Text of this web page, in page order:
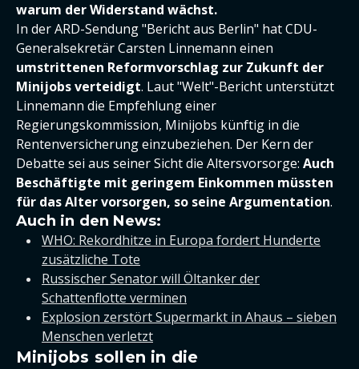
warum der Widerstand wächst.
In der ARD-Sendung "Bericht aus Berlin" hat CDU-
Generalsekretär Carsten Linnemann einen
umstrittenen Reformvorschlag zur Zukunft der
Minijobs verteidigt. Laut "Welt"-Bericht unterstützt
Linnemann die Empfehlung einer
Regierungskommission, Minijobs künftig in die
Rentenversicherung einzubeziehen. Der Kern der
Debatte sei aus seiner Sicht die Altersvorsorge: Auch
Beschäftigte mit geringem Einkommen müssten
für das Alter vorsorgen, so seine Argumentation.
Auch in den News:
WHO: Rekordhitze in Europa fordert Hunderte
zusätzliche Tote
Russischer Senator will Öltanker der
Schattenflotte verminen
Explosion zerstört Supermarkt in Ahaus – sieben
Menschen verletzt
Minijobs sollen in die